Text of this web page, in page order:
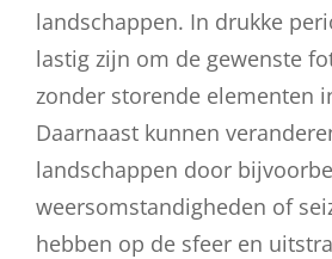
landschappen. In drukke
lastig zijn om de gewenste
zonder storende elementen
Daarnaast kunnen
landschappen door
weersomstandigheden of
hebben op de sfeer en